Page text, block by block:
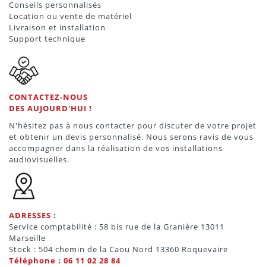
Conseils personnalisés
Location ou vente de matériel
Livraison et installation
Support technique
CONTACTEZ-NOUS
DES AUJOURD'HUI !
N'hésitez pas à nous contacter pour discuter de votre projet
et obtenir un devis personnalisé. Nous serons ravis de vous
accompagner dans la réalisation de vos installations
audiovisuelles.
ADRESSES :
Service comptabilité : 58 bis rue de la Granière 13011
Marseille
Stock : 504 chemin de la Caou Nord 13360 Roquevaire
Téléphone : 06 11 02 28 84